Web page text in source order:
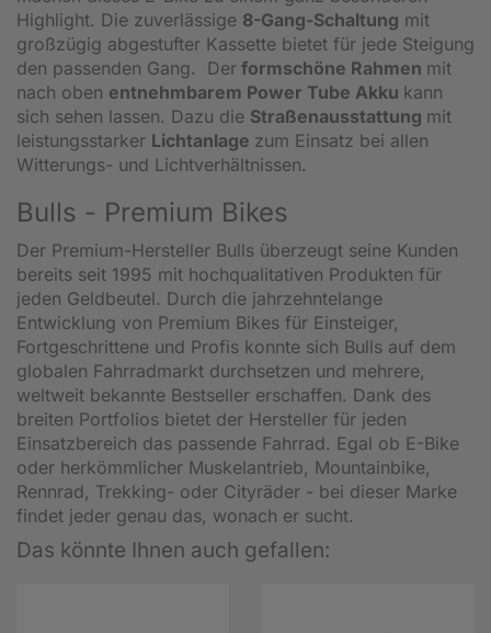
Highlight. Die zuverlässige 8-Gang-Schaltung mit
großzügig abgestufter Kassette bietet für jede Steigung
den passenden Gang. Der formschöne Rahmen mit
nach oben entnehmbarem Power Tube Akku kann
sich sehen lassen. Dazu die Straßenausstattung mit
leistungsstarker Lichtanlage zum Einsatz bei allen
Witterungs- und Lichtverhältnissen.
Bulls - Premium Bikes
Der Premium-Hersteller Bulls überzeugt seine Kunden
bereits seit 1995 mit hochqualitativen Produkten für
jeden Geldbeutel. Durch die jahrzehntelange
Entwicklung von Premium Bikes für Einsteiger,
Fortgeschrittene und Profis konnte sich Bulls auf dem
globalen Fahrradmarkt durchsetzen und mehrere,
weltweit bekannte Bestseller erschaffen. Dank des
breiten Portfolios bietet der Hersteller für jeden
Einsatzbereich das passende Fahrrad. Egal ob E-Bike
oder herkömmlicher Muskelantrieb, Mountainbike,
Rennrad, Trekking- oder Cityräder - bei dieser Marke
findet jeder genau das, wonach er sucht.
Das könnte Ihnen auch gefallen: